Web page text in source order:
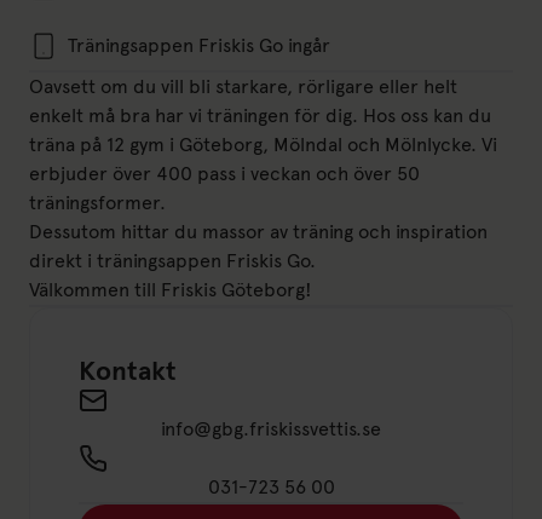
Träningsappen Friskis Go ingår
Oavsett om du vill bli starkare, rörligare eller helt
enkelt må bra har vi träningen för dig. Hos oss kan du
träna på 12 gym i Göteborg, Mölndal och Mölnlycke. Vi
erbjuder över 400 pass i veckan och över 50
träningsformer.
Dessutom hittar du massor av träning och inspiration
direkt i träningsappen Friskis Go.
Välkommen till Friskis Göteborg!
Kontakt
Send an email to info@gbg.friskissvettis.se
info@gbg.friskissvettis.se
031-723 56 00